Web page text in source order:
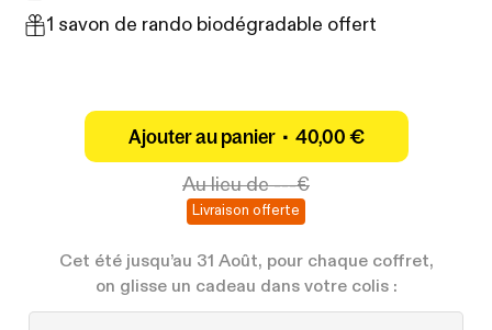
1 savon de rando biodégradable offert
Ajouter au panier • 40,00 €
Au lieu de---€
Livraison offerte
Cet été jusqu’au 31 Août, pour chaque coffret,
on glisse un cadeau dans votre colis :